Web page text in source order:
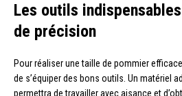
Les outils
de précision
Pour réaliser une taille de pommier
de s’équiper des bons outils. Un matériel
permettra de travailler avec aisance et